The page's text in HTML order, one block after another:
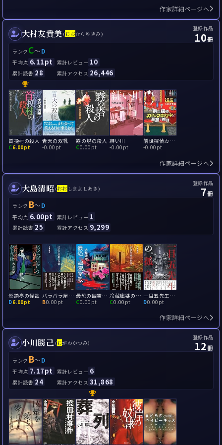
作家詳細ページへ
大村友貴美 (おおむらゆきみ)
登録作品
10冊
ランク C～D
平均点 6.11pt 累計レビュー 10
累計読書 28 累計アクセス 26,446
首挽村の殺人
C6.00pt
青天の双帆
-0.00pt
霧の塔の殺人
C0.00pt
緋い川
-0.00pt
前世探偵カフェ・フロリアンの華麗な推理
-0.00pt
作家詳細ページへ
大島清昭 (おお しまよしあき)
登録作品
7冊
ランク B～D
平均点 6.00pt 累計レビュー 1
累計読書 25 累計アクセス 9,299
影踏亭の怪談
D6.00pt
バラバラ屋敷の怪談
B0.00pt
最恐の幽霊屋敷
C0.00pt
冷蔵庫婆の怪談
C0.00pt
一目五先生の孤島
D0.00pt
作家詳細ページへ
小川勝己 (おがわかつみ)
登録作品
12冊
ランク B～D
平均点 7.17pt 累計レビュー 6
累計読書 24 累計アクセス 31,868